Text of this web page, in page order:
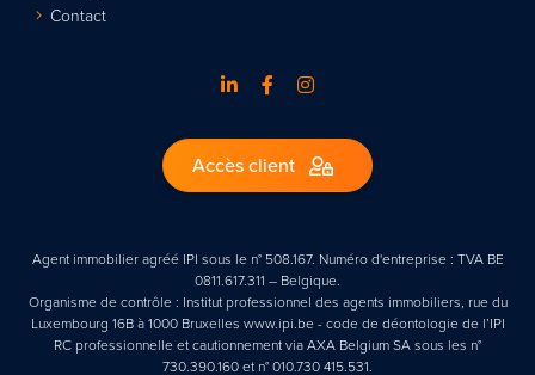
Contact
Accès client
Agent immobilier agréé IPI sous le n° 508.167. Numéro d'entreprise : TVA BE
0811.617.311 – Belgique.
Organisme de contrôle : Institut professionnel des agents immobiliers, rue du
Luxembourg 16B à 1000 Bruxelles www.ipi.be - code de déontologie de l’IPI
RC professionnelle et cautionnement via AXA Belgium SA sous les n°
730.390.160 et n° 010.730 415.531.